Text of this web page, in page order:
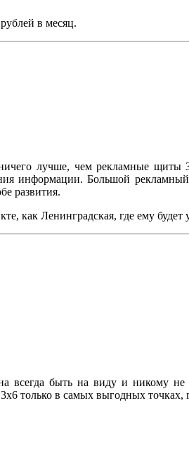
в месяц.
лучше, чем рекламные
информации. Большой
развития.
как Ленинградская, где ему
быть на виду и никому
только в самых выгодных точках,